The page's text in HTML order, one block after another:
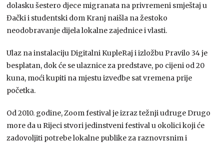
dolasku šestero djece migranata na privremeni smještaj u
Đački i studentski dom Kranj naišla na žestoko
neodobravanje dijela lokalne zajednice i vlasti.
Ulaz na instalaciju Digitalni KupleRaj i izložbu Pravilo 34 je
besplatan, dok će se ulaznice za predstave, po cijeni od 20
kuna, moći kupiti na mjestu izvedbe sat vremena prije
početka.
Od 2010. godine, Zoom festival je izraz težnji udruge Drugo
more da u Rijeci stvori jedinstveni festival u okolici koji će
zadovoljiti potrebe lokalne publike za raznovrsnim i